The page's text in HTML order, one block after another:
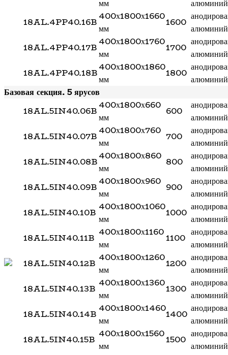
мм
алюминий
18AL.4PP40.16B 400х1800х1660
мм
1600
алюминий
18AL.4PP40.17B 400х1800х1760
мм
1700
алюминий
18AL.4PP40.18B400х1800х1860
мм
1800
алюминий
Базовая секция. 5 ярусов
18AL.5IN40.06B 400х1800х660
мм
600
алюминий
18AL.5IN40.07B 400х1800х760
мм
700
алюминий
18AL.5IN40.08B400х1800х860
мм
800
алюминий
18AL.5IN40.09B 400х1800х960
мм
900
алюминий
18AL.5IN40.10B 400х1800х1060
мм
1000
алюминий
18AL.5IN40.11B 400х1800х1160
мм
1100
алюминий
18AL.5IN40.12B 400х1800х1260
мм
1200
алюминий
18AL.5IN40.13B 400х1800х1360
мм
1300
алюминий
18AL.5IN40.14B 400х1800х1460
мм
1400
алюминий
18AL.5IN40.15B 400х1800х1560
мм
1500
алюминий